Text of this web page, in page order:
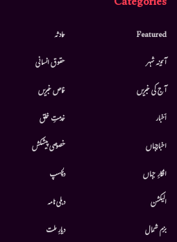
Featured
آئینہ شہر
آج کی خبریں
أخبار
اخبارجہاں
افکارِ جہاں
الیکشن
بزم شمال
حادثہ
حقوق انسانی
خاص خبریں
خدمتِ خلق
خصوصی پیشکش
دلچسپ
دہلی نامہ
دیارِ ملت